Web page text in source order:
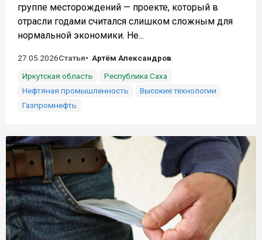
группе месторождений — проекте, который в
отрасли годами считался слишком сложным для
нормальной экономики. Не...
27.05.2026Статья
Артём Александров
Иркутская область
Республика Саха
Нефтяная промышленность
Высокие технологии
Газпромнефть